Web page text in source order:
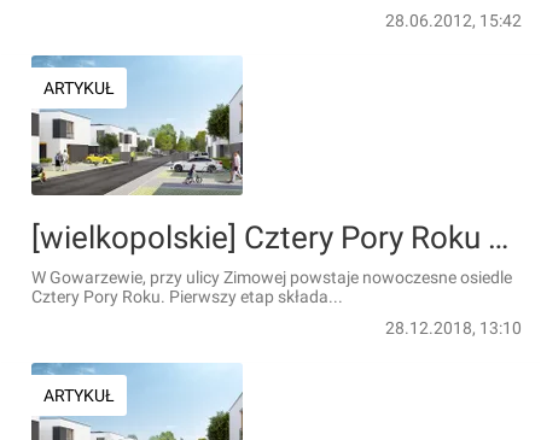
28.06.2012, 15:42
ARTYKUŁ
[wielkopolskie] Cztery Pory Roku w Gowarzewie pod Poznaniem
W Gowarzewie, przy ulicy Zimowej powstaje nowoczesne osiedle
Cztery Pory Roku. Pierwszy etap składa...
28.12.2018, 13:10
ARTYKUŁ